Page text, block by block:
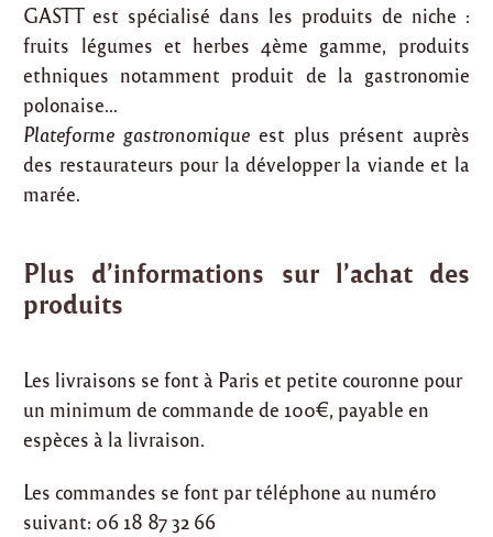
GASTT est spécialisé dans les produits de niche :
fruits légumes et herbes 4ème gamme, produits
ethniques notamment produit de la gastronomie
polonaise…
Plateforme gastronomique est plus présent auprès
des restaurateurs pour la développer la viande et la
marée.
Plus d’informations sur l’achat des
produits
Les livraisons se font à Paris et petite couronne pour
un minimum de commande de 100€, payable en
espèces à la livraison.
Les commandes se font par téléphone au numéro
suivant: 06 18 87 32 66